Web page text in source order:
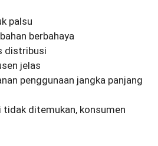
palsu
berbahaya
distribusi
jelas
penggunaan jangka panjang
ditemukan, konsumen